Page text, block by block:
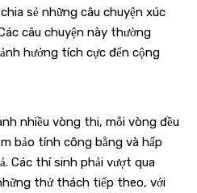
sẻ những câu chuyện xúc
câu chuyện này thường
hưởng tích cực đến cộng
nhiều vòng thi, mỗi vòng đều
bảo tính công bằng và hấp
Các thí sinh phải vượt qua
thử thách tiếp theo, với